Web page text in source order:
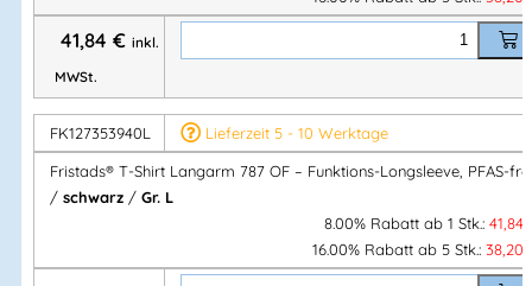
Installateure
Maurer
Logistiker
Elektriker
Fertigungs- & Produktionsmitarbeiter
✔ Funktions-Longsleeve für Arbeit & Industrie
41,84 € inkl.
MWSt.
FK127353940L
Lieferzeit 5 - 10 Werktage
Fristads® T-Shirt Langarm 787 OF – Funktions-Longsleeve, PFAS-frei
/ schwarz/ Gr. L
8.00% Rabatt ab 1 Stk.: 41,84
16.00% Rabatt ab 5 Stk.: 38,20